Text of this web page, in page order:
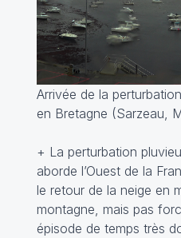
Arrivée de la
en Bretagne (Sarzeau,
+ La perturbation
aborde l’Ouest de la
le retour de la neige en
montagne, mais pas
épisode de temps très